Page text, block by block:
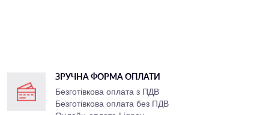
ЗРУЧНА ФОРМА ОПЛАТИ
Безготівкова оплата з ПДВ
Безготівкова оплата без ПДВ